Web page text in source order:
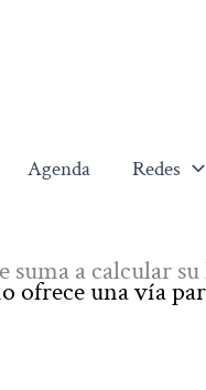
Agenda Redes
a calcular
una vía